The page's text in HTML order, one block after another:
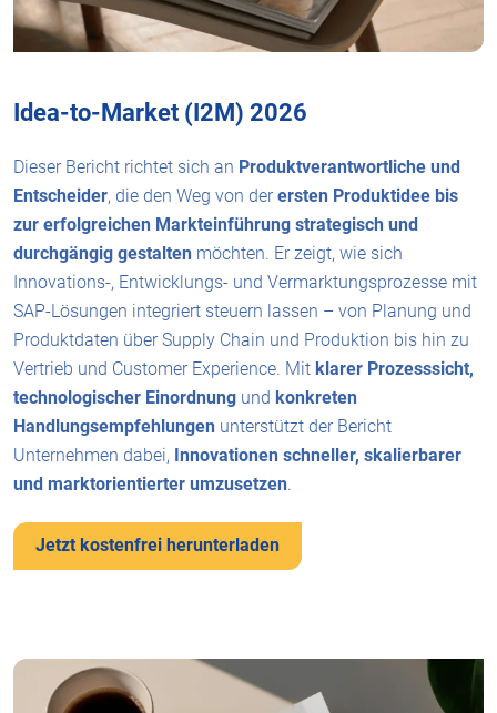
Idea-to-Market (I2M) 2026
Dieser Bericht richtet sich an Produktverantwortliche und
Entscheider, die den Weg von derersten Produktidee bis
zur erfolgreichen Markteinführung strategisch und
durchgängig gestalten möchten. Er zeigt, wie sich
Innovations-, Entwicklungs- und Vermarktungsprozesse mit
SAP-Lösungen integriert steuern lassen – von Planung und
Produktdaten über Supply Chain und Produktion bis hin zu
Vertrieb und Customer Experience. Mit klarer Prozesssicht,
technologischer Einordnung und konkreten
Handlungsempfehlungen unterstützt der Bericht
Unternehmen dabei, Innovationen schneller, skalierbarer
und marktorientierter umzusetzen.
Jetzt kostenfrei herunterladen